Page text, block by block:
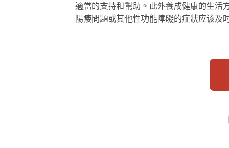
適當的支持和幫助。此外養成健康的生活
陽痿問題或其他性功能障礙的症狀应该及